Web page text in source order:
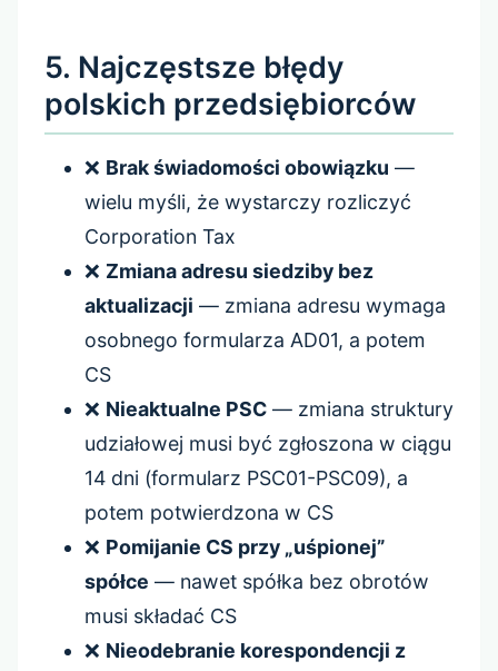
5. Najczęstsze błędy
polskich przedsiębiorców
❌ Brak świadomości obowiązku —
wielu myśli, że wystarczy rozliczyć
Corporation Tax
❌ Zmiana adresu siedziby bez
aktualizacji — zmiana adresu wymaga
osobnego formularza AD01, a potem
CS
❌ Nieaktualne PSC— zmiana struktury
udziałowej musi być zgłoszona w ciągu
14 dni (formularz PSC01-PSC09), a
potem potwierdzona w CS
❌ Pomijanie CS przy „uśpionej”
spółce — nawet spółka bez obrotów
musi składać CS
❌ Nieodebranie korespondencji z